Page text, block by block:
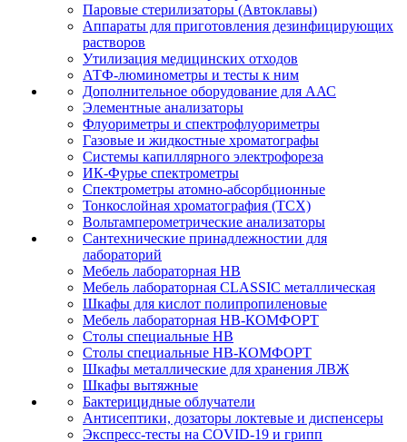
Паровые стерилизаторы (Автоклавы)
Аппараты для приготовления дезинфицирующих
растворов
Утилизация медицинских отходов
АТФ-люминометры и тесты к ним
Дополнительное оборудование для ААС
Элементные анализаторы
Флуориметры и спектрофлуориметры
Газовые и жидкостные хроматографы
Системы капиллярного электрофореза
ИК-Фурье спектрометры
Спектрометры атомно-абсорбционные
Тонкослойная хроматография (ТСХ)
Вольтамперометрические анализаторы
Сантехнические принадлежностии для
лабораторий
Мебель лабораторная НВ
Мебель лабораторная CLASSIC металлическая
Шкафы для кислот полипропиленовые
Мебель лабораторная НВ-КОМФОРТ
Столы специальные НВ
Столы специальные НВ-КОМФОРТ
Шкафы металлические для хранения ЛВЖ
Шкафы вытяжные
Бактерицидные облучатели
Антисептики, дозаторы локтевые и диспенсеры
Экспресс-тесты на COVID-19 и грипп